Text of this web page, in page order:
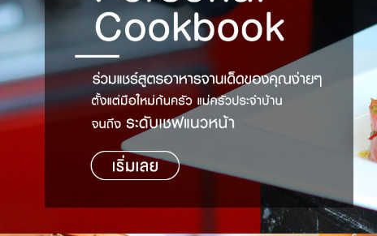
Top Foodie
สารพันก้นครัว
เคล็ดลับน่ารู้
เปรียบเทียบหน่วยการตวง
เปรียบเทียบอุณหภูมิ
เปรียบเทียบน้ำหนักวัตถุดิบ
ชั่งตวงเนย
FoodPedia
สร้าง Cookbook